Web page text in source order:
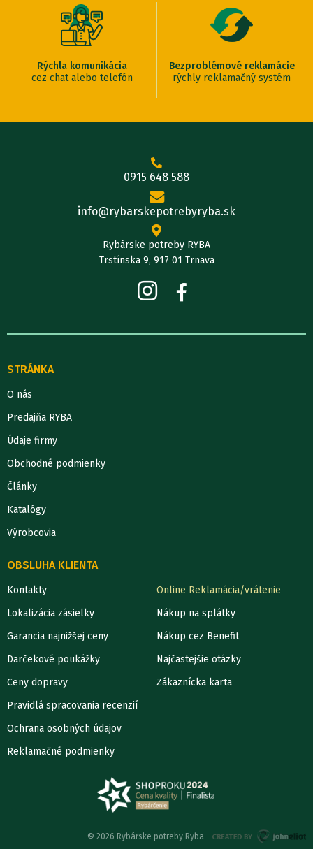
Rýchla komunikácia
cez chat alebo telefón
Bezproblémové reklamácie
rýchly reklamačný systém
0915 648 588
info@rybarskepotrebyryba.sk
Rybárske potreby RYBA
Trstínska 9, 917 01 Trnava
STRÁNKA
O nás
Predajňa RYBA
Údaje firmy
Obchodné podmienky
Články
Katalógy
Výrobcovia
OBSLUHA KLIENTA
Kontakty
Lokalizácia zásielky
Garancia najnižšej ceny
Darčekové poukážky
Ceny dopravy
Pravidlá spracovania recenzií
Ochrana osobných údajov
Reklamačné podmienky
Online Reklamácia/vrátenie
Nákup na splátky
Nákup cez Benefit
Najčastejšie otázky
Zákaznícka karta
© 2026 Rybárske potreby Ryba